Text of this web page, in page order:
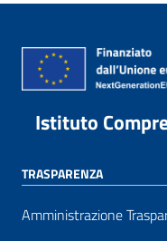
Istituto
TRASPARENZA
Amministrazione